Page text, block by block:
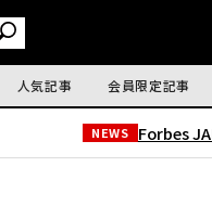
人気記事 会員限定記事
NEWS Forbes